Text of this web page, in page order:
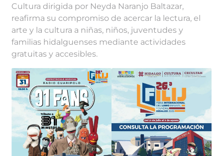
Cultura dirigida por Neyda Naranjo Baltazar,
reafirma su compromiso de acercar la lectura, el
arte y la cultura a niñas, niños, juventudes y
familias hidalguenses mediante actividades
gratuitas y accesibles.